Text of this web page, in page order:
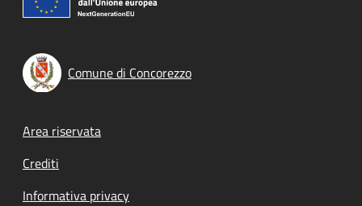
Comune di Concorezzo
Footer menu
Area riservata
Crediti
Informativa privacy